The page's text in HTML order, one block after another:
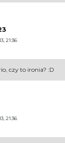
21:36
czy to ironia? :D
21:36